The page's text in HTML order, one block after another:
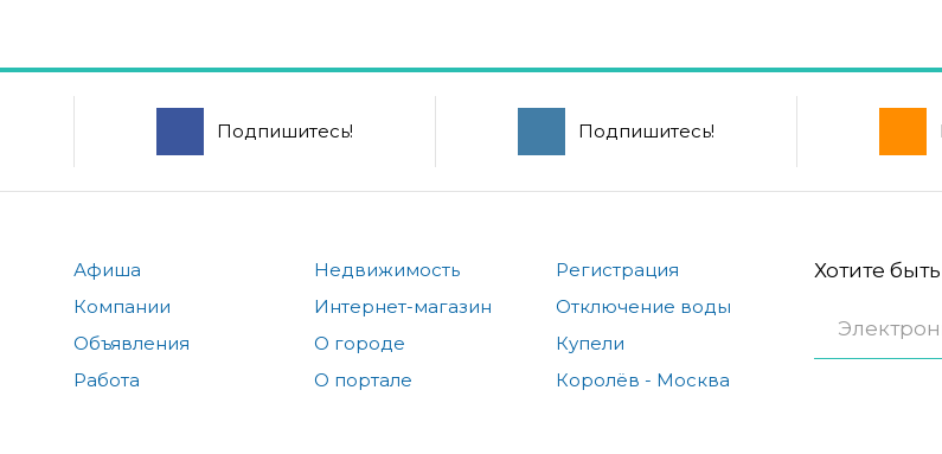
Подпишитесь! Подпишитесь!
Афиша
Компании
Объявления
Работа
Недвижимость
Интернет-магазин
О городе
О портале
Регистрация
Отключение воды
Купели
Королёв - Москва
Хотите